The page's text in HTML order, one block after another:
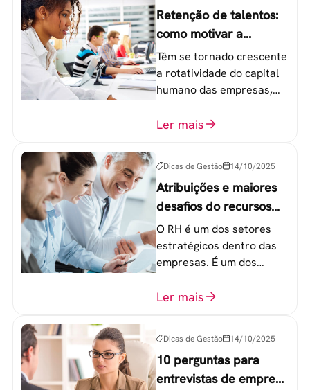
Retenção de talentos:
como motivar a
geração Y nas
empresas?
Têm se tornado crescente
a rotatividade do capital
humano das empresas,
colaboradores na faixa de
Ler mais
Dicas de Gestão 14/10/2025
Atribuições e maiores
desafios do recursos
humanos em uma
empresa
O RH é um dos setores
estratégicos dentro das
empresas. É um dos
o atingimento das metas
Ler mais
Dicas de Gestão 14/10/2025
10 perguntas para
entrevistas de emprego